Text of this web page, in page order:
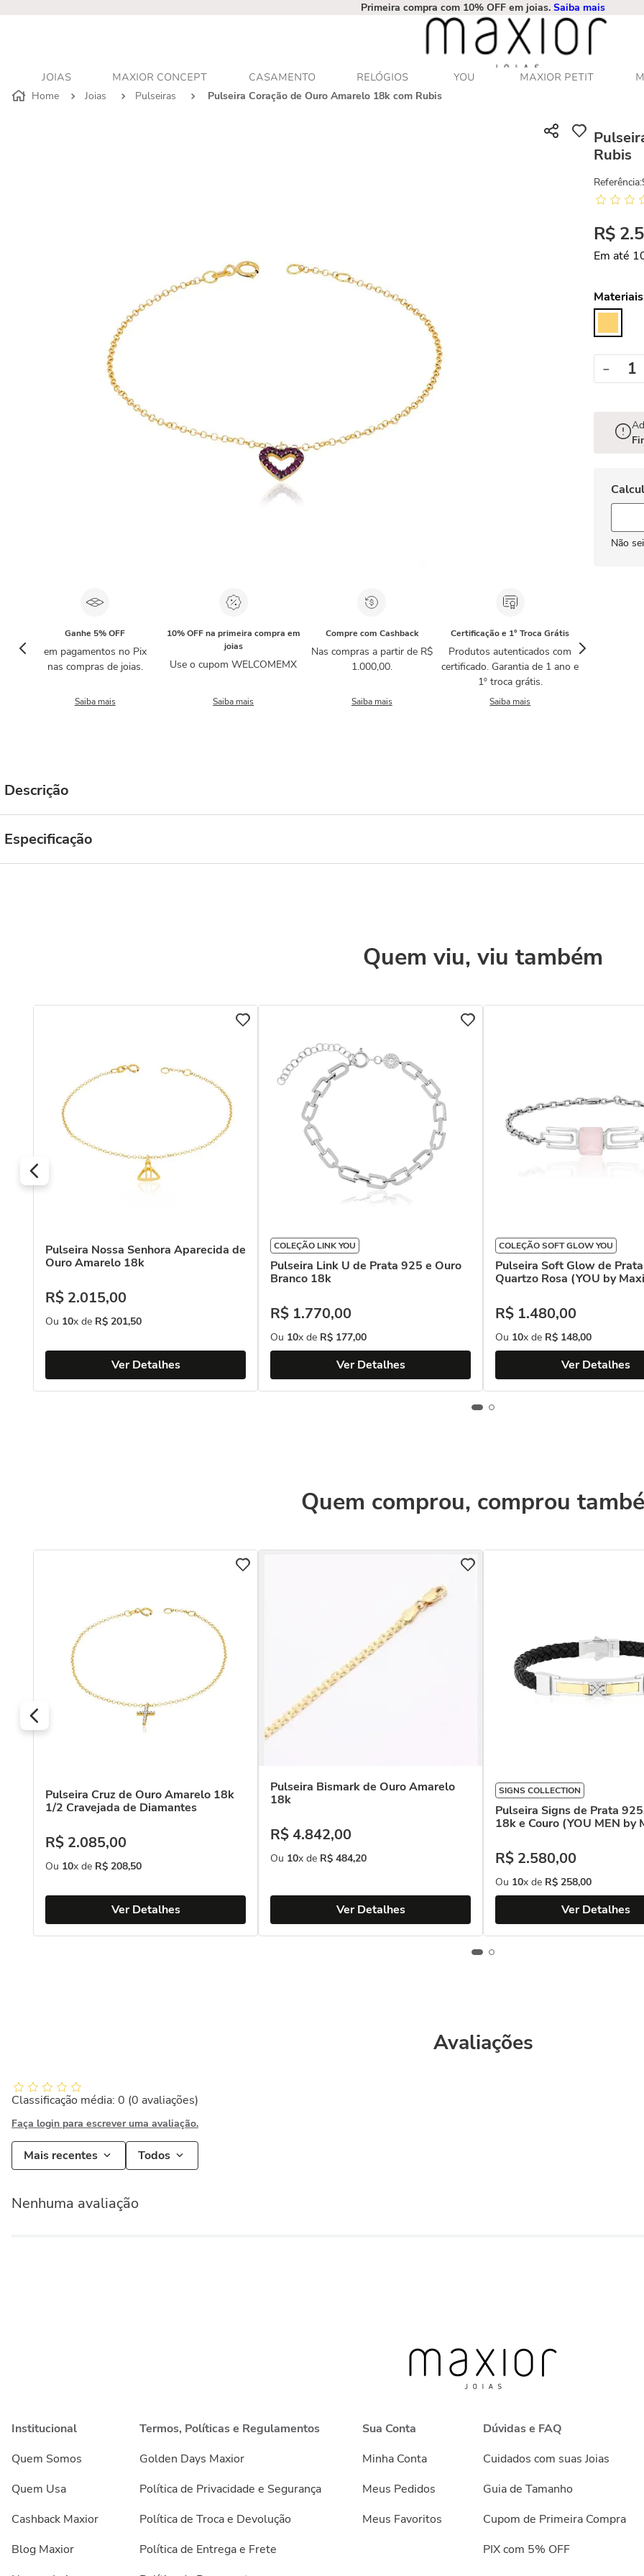
Primeira compra com 10% OFF em joias. Saiba mais
JOIAS MAXIOR CONCEPT CASAMENTO RELÓGIOS YOU MAXIOR PETIT
Joias
Pulseiras Pulseira Coração de Ouro Amarelo 18k com Rubis
Ganhe 5% OFF
em pagamentos no Pix
nas compras de joias.
Saiba mais
10% OFF na primeira compra em
joias
Use o cupom WELCOMEMX
Saiba mais
Compre com Cashback
Nas compras a partir de R$
1.000,00.
Saiba mais
Certificação e 1° Troca Grátis
Produtos autenticados com
certificado. Garantia de 1 ano e
1º troca grátis.
Saiba mais
Rubis
Referência:
R$ 2.
Em até
－
Não
Descrição
Especificação
Quem viu, viu também
Pulseira Nossa Senhora Aparecida de
Ouro Amarelo 18k
R$ 2.015,00
Ou 10x de R$ 201,50
Ver Detalhes
COLEÇÃO LINK YOU
Pulseira Link U de Prata 925 e Ouro
Branco 18k
R$ 1.770,00
Ou 10x de R$ 177,00
Ver Detalhes
COLEÇÃO SOFT GLOW YOU
Pulseira Soft Glow de
Quartzo Rosa (YOU by
R$ 1.480,00
Ou 10x de R$ 148,00
Ver Detalhes
Quem comprou, comprou
Pulseira Cruz de Ouro Amarelo 18k
1/2 Cravejada de Diamantes
R$ 2.085,00
Ou 10x de R$ 208,50
Ver Detalhes
Pulseira Bismark de Ouro Amarelo
18k
R$4.842,00
Ou 10x de R$ 484,20
Ver Detalhes
SIGNS COLLECTION
Pulseira Signs de Prata
18k e Couro (YOU MEN by
R$ 2.580,00
Ou 10x de R$ 258,00
Ver Detalhes
Avaliações
Classificação média: 0 (0 avaliações)
Faça login para escrever uma avaliação.
Mais recentes Todos
Nenhuma avaliação
Institucional
Quem Somos
Quem Usa
Cashback Maxior
Blog Maxior
Termos, Políticas e Regulamentos
Golden Days Maxior
Política de Privacidade e Segurança
Política de Troca e Devolução
Política de Entrega e Frete
Sua Conta
Minha Conta
Meus Pedidos
Meus Favoritos
Dúvidas e FAQ
Cuidados com suas Joias
Guia de Tamanho
Cupom de Primeira Compra
PIX com 5% OFF